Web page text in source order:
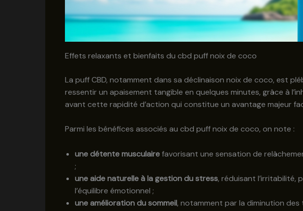
Effets relaxants et bienfaits du cbd puff noix de coco
La puff CBD, notamment dans sa déclinaison noix de coco, est
ressentir un apaisement tangible en quelques minutes, grâce à
avant cette rapidité d’action qui constitue un avantage majeur
Parmi les bénéfices associés au cbd puff noix de coco, on note :
une détente musculairefavorisant une sensation de
;
une aide naturelle à la gestion du stress, réduisant
l’équilibre émotionnel ;
une amélioration du sommeil, notamment par la diminution